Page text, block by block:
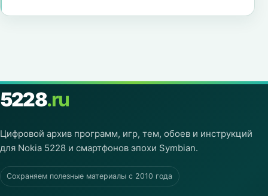
5228.ru
Цифровой архив программ, игр, тем, обоев и инструкций
для Nokia 5228 и смартфонов эпохи Symbian.
Сохраняем полезные материалы с 2010 года